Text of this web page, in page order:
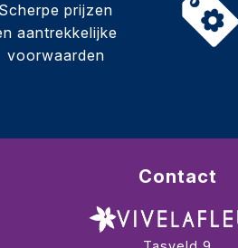
Scherpe prijzen
aantrekkelijke
voorwaarden
Contact